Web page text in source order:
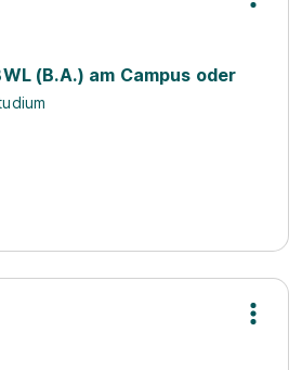
(B.A.) am Campus oder